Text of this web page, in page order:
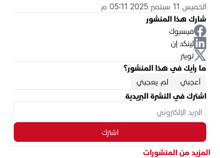
الخميس 11 سبتمبر 2025 05:11 م
شارك هذا المنشور
فيسبوك
لينكد إن
تويتر
ما رأيك في هذا المنشور؟
أعجبني
لم يعجبني
اشترك في النشرة البريدية
اشترك
المزيد من المنشورات